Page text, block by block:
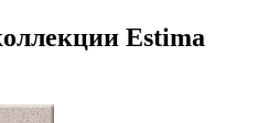
Estima